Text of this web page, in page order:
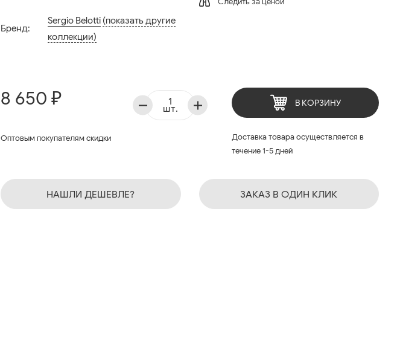
Бренд:
Sergio Belotti (показать другие
коллекции)
8 650 ₽
Оптовым покупателям скидки
шт. В КОРЗИНУ
Доставка товара осуществляется в
течение 1-5 дней
НАШЛИ ДЕШЕВЛЕ? ЗАКАЗ В ОДИН КЛИК